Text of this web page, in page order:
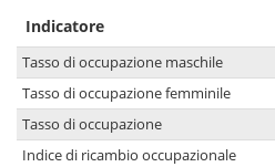
Indicatore
Tasso di occupazione maschile
Tasso di occupazione femminile
Tasso di occupazione
Indice di ricambio occupazionale